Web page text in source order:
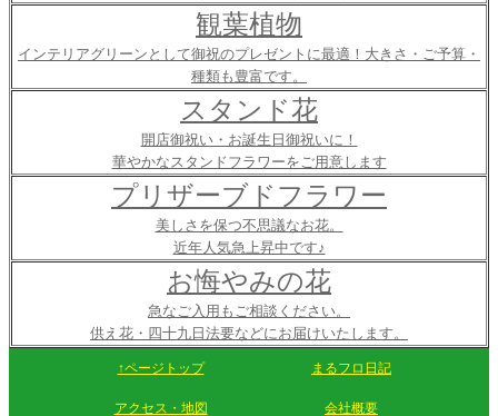
観葉植物
インテリアグリーンとして御祝のプレゼントに最適！大きさ・ご予算・
種類も豊富です。
スタンド花
開店御祝い・お誕生日御祝いに！
華やかなスタンドフラワーをご用意します
プリザーブドフラワー
美しさを保つ不思議なお花。
近年人気急上昇中です♪
お悔やみの花
急なご入用もご相談ください。
供え花・四十九日法要などにお届けいたします。
↑ページトップ まるフロ日記
アクセス・地図 会社概要